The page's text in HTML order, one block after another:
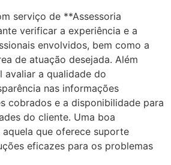
serviço de **Assessoria
verificar a experiência e a
envolvidos, bem como a
de atuação desejada. Além
avaliar a qualidade do
nas informações
cobrados e a disponibilidade para
do cliente. Uma boa
que oferece suporte
eficazes para os problemas